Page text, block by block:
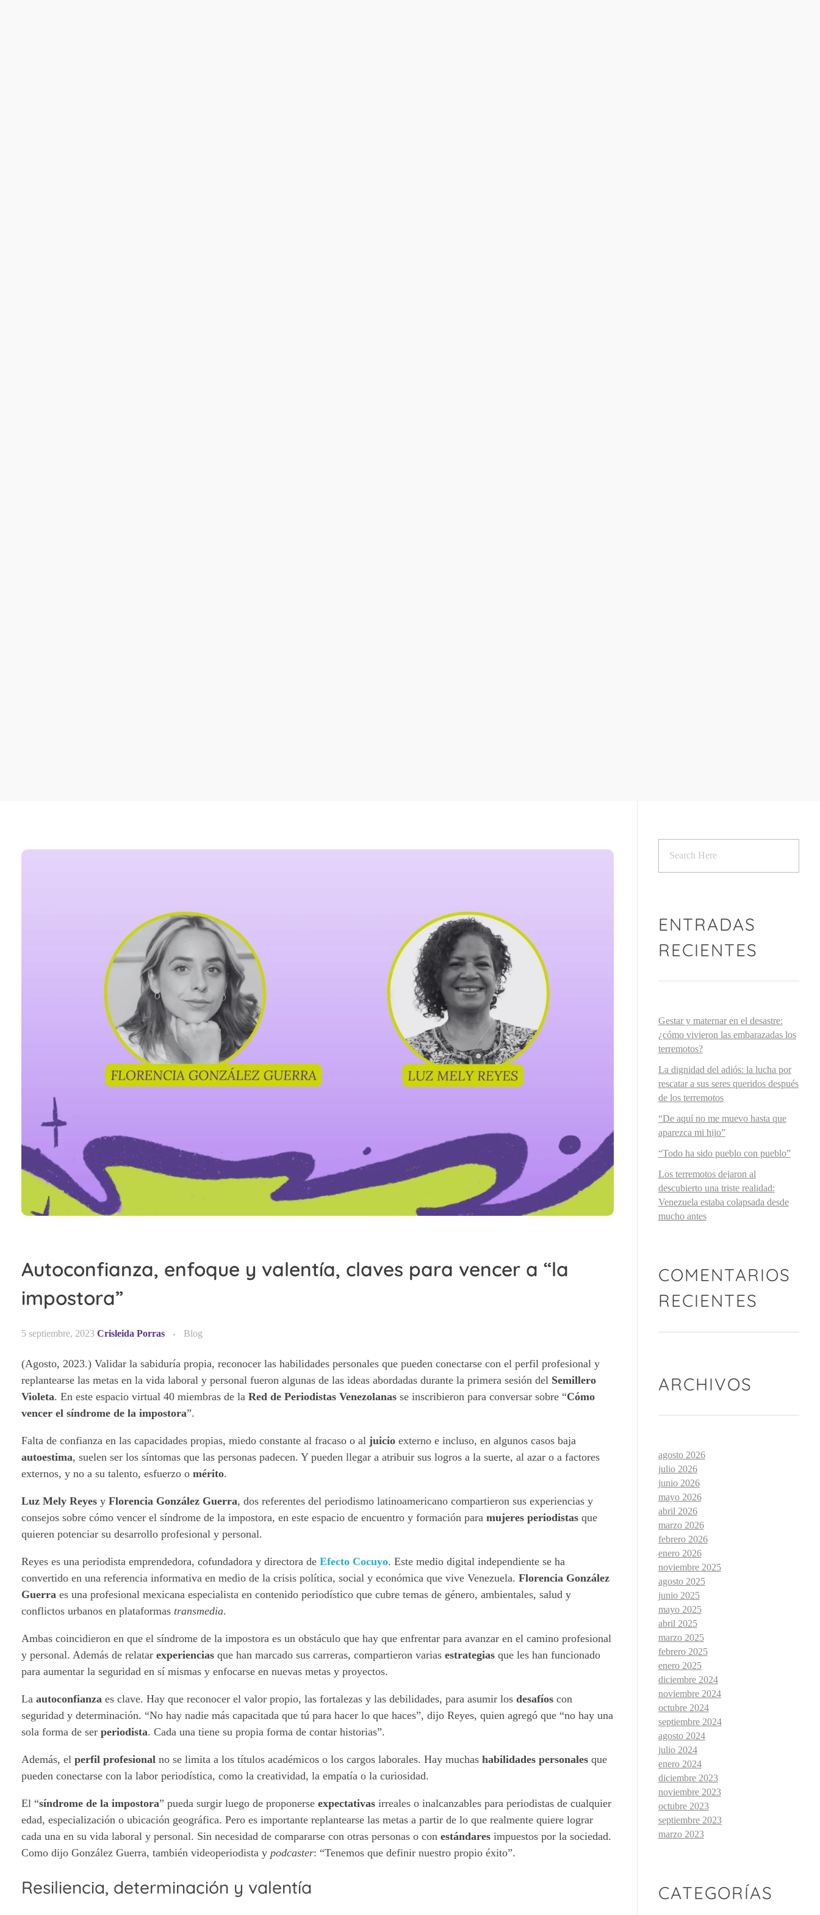
Autoconfianza, enfoque y valentía, claves para vencer a “la
impostora”
5 septiembre, 2023 Crisleida Porras Blog
(Agosto, 2023.) Validar la sabiduría propia, reconocer las habilidades personales que pueden conectarse con el perfil profesional y
replantearse las metas en la vida laboral y personal fueron algunas de las ideas abordadas durante la primera sesión del Semillero
Violeta. En este espacio virtual 40 miembras de la Red de Periodistas Venezolanas se inscribieron para conversar sobre “Cómo
vencer el síndrome de la impostora”.
Falta de confianza en las capacidades propias, miedo constante al fracaso o al juicio externo e incluso, en algunos casos baja
autoestima, suelen ser los síntomas que las personas padecen. Y pueden llegar a atribuir sus logros a la suerte, al azar o a factores
externos, y no a su talento, esfuerzo o mérito.
Luz Mely Reyes y Florencia González Guerra, dos referentes del periodismo latinoamericano compartieron sus experiencias y
consejos sobre cómo vencer el síndrome de la impostora, en este espacio de encuentro y formación para mujeres periodistas que
quieren potenciar su desarrollo profesional y personal.
Reyes es una periodista emprendedora, cofundadora y directora de Efecto Cocuyo. Este medio digital independiente se ha
convertido en una referencia informativa en medio de la crisis política, social y económica que vive Venezuela. Florencia González
Guerra es una profesional mexicana especialista en contenido periodístico que cubre temas de género, ambientales, salud y
conflictos urbanos en plataformas transmedia.
Ambas coincidieron en que el síndrome de la impostora es un obstáculo que hay que enfrentar para avanzar en el camino profesional
y personal. Además de relatar experiencias que han marcado sus carreras, compartieron varias estrategias que les han funcionado
para aumentar la seguridad en sí mismas y enfocarse en nuevas metas y proyectos.
La autoconfianza es clave. Hay que reconocer el valor propio, las fortalezas y las debilidades, para asumir los desafíos con
seguridad y determinación. “No hay nadie más capacitada que tú para hacer lo que haces”, dijo Reyes, quien agregó que “no hay una
sola forma de ser periodista. Cada una tiene su propia forma de contar historias”.
Además, el perfil profesional no se limita a los títulos académicos o los cargos laborales. Hay muchas habilidades personales que
pueden conectarse con la labor periodística, como la creatividad, la empatía o la curiosidad.
El “síndrome de la impostora” pueda surgir luego de proponerse expectativas irreales o inalcanzables para periodistas de cualquier
edad, especialización o ubicación geográfica. Pero es importante replantearse las metas a partir de lo que realmente quiere lograr
cada una en su vida laboral y personal. Sin necesidad de compararse con otras personas o con estándares impuestos por la sociedad.
Como dijo González Guerra, también videoperiodista y podcaster: “Tenemos que definir nuestro propio éxito”.
Resiliencia, determinación y valentía
ENTRADAS
RECIENTES
Gestar y maternar en el desastre:
¿cómo vivieron las embarazadas los
terremotos?
La dignidad del adiós: la lucha por
rescatar a sus seres queridos después
de los terremotos
“De aquí no me muevo hasta que
aparezca mi hijo”
“Todo ha sido pueblo con pueblo”
Los terremotos dejaron al
descubierto una triste realidad:
Venezuela estaba colapsada desde
mucho antes
COMENTARIOS
RECIENTES
ARCHIVOS
agosto 2026
julio 2026
junio 2026
mayo 2026
abril 2026
marzo 2026
febrero 2026
enero 2026
noviembre 2025
agosto 2025
junio 2025
mayo 2025
abril 2025
marzo 2025
febrero 2025
enero 2025
diciembre 2024
noviembre 2024
octubre 2024
septiembre 2024
agosto 2024
julio 2024
enero 2024
diciembre 2023
noviembre 2023
octubre 2023
septiembre 2023
marzo 2023
CATEGORÍAS